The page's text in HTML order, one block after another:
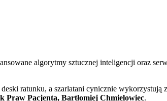
algorytmy sztucznej inteligencji oraz
ratunku, a szarlatani cynicznie wykorzystują
Praw Pacjenta, Bartłomiej Chmielowiec.